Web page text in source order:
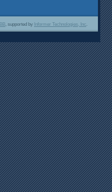
, supported by Informer Technologies, Inc .